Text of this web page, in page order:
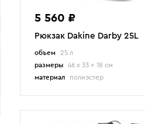
5 560 ₽
Рюкзак Dakine Darby 25L
объем
25 л
размеры
46 x 33 x 18 см
материал
полиэстер